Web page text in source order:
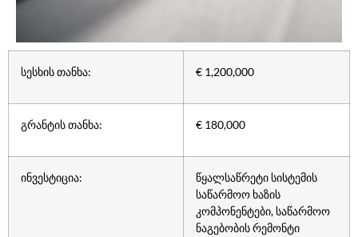
სესხის თანხა: € 1,200,000
გრანტის თანხა: € 180,000
ინვესტიცია:
წყალსაწრეტი სისტემის
საწარმოო ხაზის
კომპონენტები, საწარმოო
ნაგებობის რემონტი